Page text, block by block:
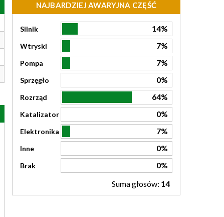
NAJBARDZIEJ AWARYJNA CZĘŚĆ
Silnik 14%
Wtryski 7%
Pompa 7%
Sprzęgło 0%
Rozrząd 64%
Katalizator 0%
Elektronika 7%
Inne 0%
Brak
0%
Suma głosów: 14